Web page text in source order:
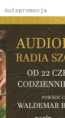
Autopromocja